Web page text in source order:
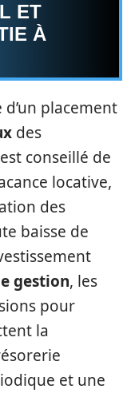
ET
À
d’un placement
des
conseillé de
locative,
des
baisse de
gestion, les
pour
la
et une